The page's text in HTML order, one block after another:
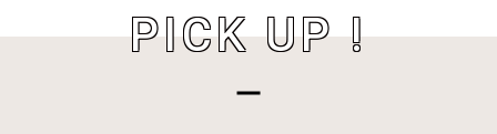
PICK UP !